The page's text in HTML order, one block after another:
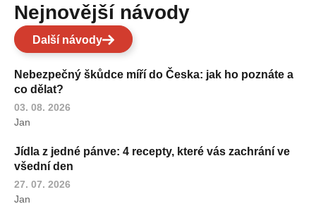
Nejnovější návody
Další návody
Nebezpečný škůdce míří do Česka: jak ho poznáte a
co dělat?
03. 08. 2026
Jan
Jídla z jedné pánve: 4 recepty, které vás zachrání ve
všední den
27. 07. 2026
Jan